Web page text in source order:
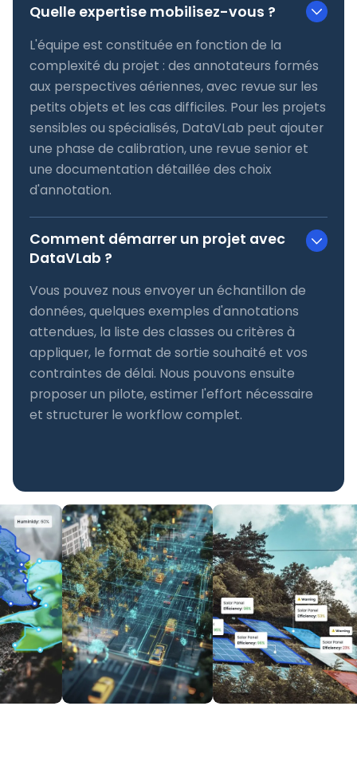
Quelle expertise mobilisez-vous ?
L'équipe est constituée en fonction de la
complexité du projet : des annotateurs formés
aux perspectives aériennes, avec revue sur les
petits objets et les cas difficiles. Pour les projets
sensibles ou spécialisés, DataVLab peut ajouter
une phase de calibration, une revue senior et
une documentation détaillée des choix
d'annotation.
Comment démarrer un projet avec
DataVLab ?
Vous pouvez nous envoyer un échantillon de
données, quelques exemples d'annotations
attendues, la liste des classes ou critères à
appliquer, le format de sortie souhaité et vos
contraintes de délai. Nous pouvons ensuite
proposer un pilote, estimer l'effort nécessaire
et structurer le workflow complet.